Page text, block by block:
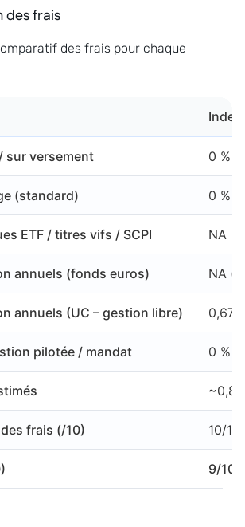
des frais
des frais pour chaque
sur versement 0 %
(standard) 0 %
ETF / titres vifs / SCPI NA
annuels (fonds euros) NA
annuels (UC – gestion libre) 0,67
pilotée / mandat 0 %
frais (/10) 10/10
9/10